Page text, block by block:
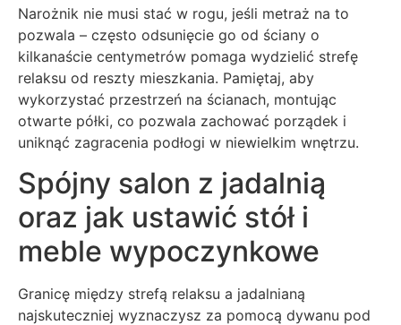
Narożnik nie musi stać w rogu, jeśli metraż na to
pozwala – często odsunięcie go od ściany o
kilkanaście centymetrów pomaga wydzielić strefę
relaksu od reszty mieszkania. Pamiętaj, aby
wykorzystać przestrzeń na ścianach, montując
otwarte półki, co pozwala zachować porządek i
uniknąć zagracenia podłogi w niewielkim wnętrzu.
Spójny salon z jadalnią
oraz jak ustawić stół i
meble wypoczynkowe
Granicę między strefą relaksu a jadalnianą
najskuteczniej wyznaczysz za pomocą dywanu pod